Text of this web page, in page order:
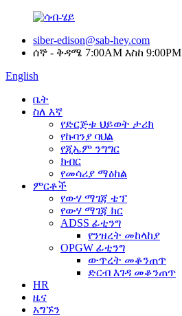
siber-edison@sab-hey.com
ሰኞ - ቅዳሜ 7:00AM እስከ 9:00PM
English
ቤት
ስለ እኛ
የድርጅቱ ህይወት ታሪክ
የኩባንያ ባህል
የጂኤም ንግግር
ክብር
የመሳሪያ ማዕከል
ምርቶች
የውሃ ማገጃ ቴፕ
የውሃ ማገጃ ክር
ADSS ፊቲንግ
የንዝረት መከላከያ
OPGW ፊቲንግ
ውጥረት መቆንጠጥ
ድርብ እገዳ መቆንጠጥ
HR
ዜና
አግኙን